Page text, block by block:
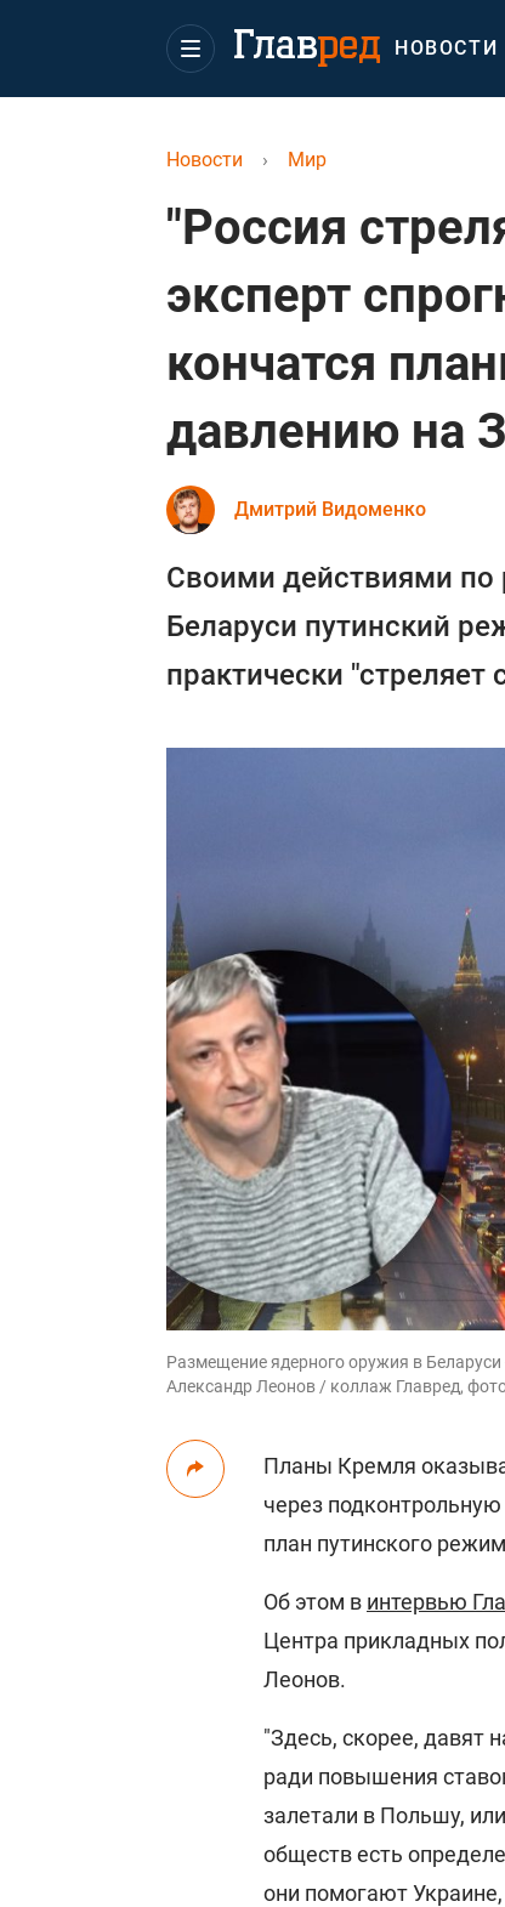
НОВОСТИ
Новости › Мир
"Россия
эксперт
кончатся
давлению на
Дмитрий Видоменко
Своими действиями
Беларуси путинский
практически "стреляет
Размещение ядерного оружия в
Александр Леонов / коллаж Главред,
Планы Кремля
через
план путинского
Об этом в интервью
Центра прикладных
Леонов.
"Здесь, скорее, давят
ради повышения
залетали в Польшу,
обществ есть
они помогают